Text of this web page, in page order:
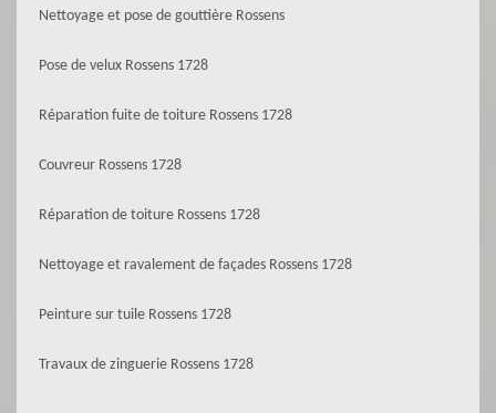
Nettoyage et pose de gouttière Rossens
Pose de velux Rossens 1728
Réparation fuite de toiture Rossens 1728
Couvreur Rossens 1728
Réparation de toiture Rossens 1728
Nettoyage et ravalement de façades Rossens 1728
Peinture sur tuile Rossens 1728
Travaux de zinguerie Rossens 1728